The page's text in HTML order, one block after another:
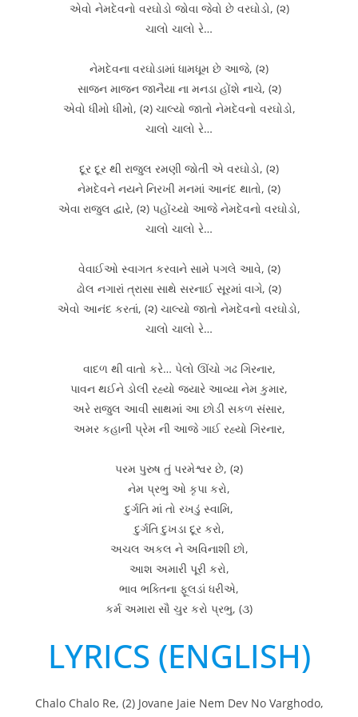
એવો નેમદેવનો વરઘોડો જોવા જેવો છે વરઘોડો, (૨)
ચાલો ચાલો રે…
નેમદેવના વરઘોડામાં ધામધૂમ છે આજે, (૨)
સાજન માજન જાનૈયા ના મનડા હોંશે નાચે, (૨)
એવો ધીમો ધીમો, (૨) ચાલ્યો જાતો નેમદેવનો વરઘોડો,
ચાલો ચાલો રે…
દૂર દૂર થી રાજુલ રમણી જોતી એ વરઘોડો, (૨)
નેમદેવને નયને નિરખી મનમાં આનંદ થાતો, (૨)
એવા રાજુલ દ્વારે, (૨) પહોંચ્યો આજે નેમદેવનો વરઘોડો,
ચાલો ચાલો રે…
વેવાઈઓ સ્વાગત કરવાને સામે પગલે આવે, (૨)
ઢોલ નગારાં ત્રાસા સાથે સરનાઈ સૂરમાં વાગે, (૨)
એવો આનંદ કરતાં, (૨) ચાલ્યો જાતો નેમદેવનો વરઘોડો,
ચાલો ચાલો રે…
વાદળ થી વાતો કરે… પેલો ઊંચો ગઢ ગિરનાર,
પાવન થઈને ડોલી રહ્યો જ્યારે આવ્યા નેમ કુમાર,
અરે રાજુલ આવી સાથમાં આ છોડી સકળ સંસાર,
અમર કહાની પ્રેમ ની આજે ગાઈ રહ્યો ગિરનાર,
પરમ પુરુષ તું પરમેશ્વર છે, (૨)
નેમ પ્રભુ ઓ કૃપા કરો,
દુર્ગતિ માં તો રખડું સ્વામિ,
દુર્ગતિ દુખડા દૂર કરો,
અચલ અકલ ને અવિનાશી છો,
આશ અમારી પૂરી કરો,
ભાવ ભક્તિના ફૂલડાં ધરીએ,
કર્મ અમારા સૌ ચુર કરો પ્રભુ, (૩)
LYRICS (ENGLISH)
Chalo Chalo Re, (2) Jovane Jaie Nem Dev No Varghodo,